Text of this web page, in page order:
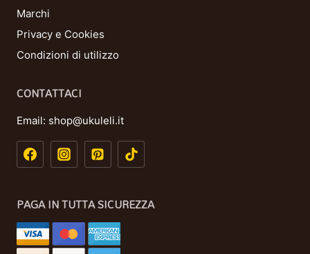
Marchi
Privacy e Cookies
Condizioni di utilizzo
CONTATTACI
Email: shop@ukuleli.it
PAGA IN TUTTA SICUREZZA